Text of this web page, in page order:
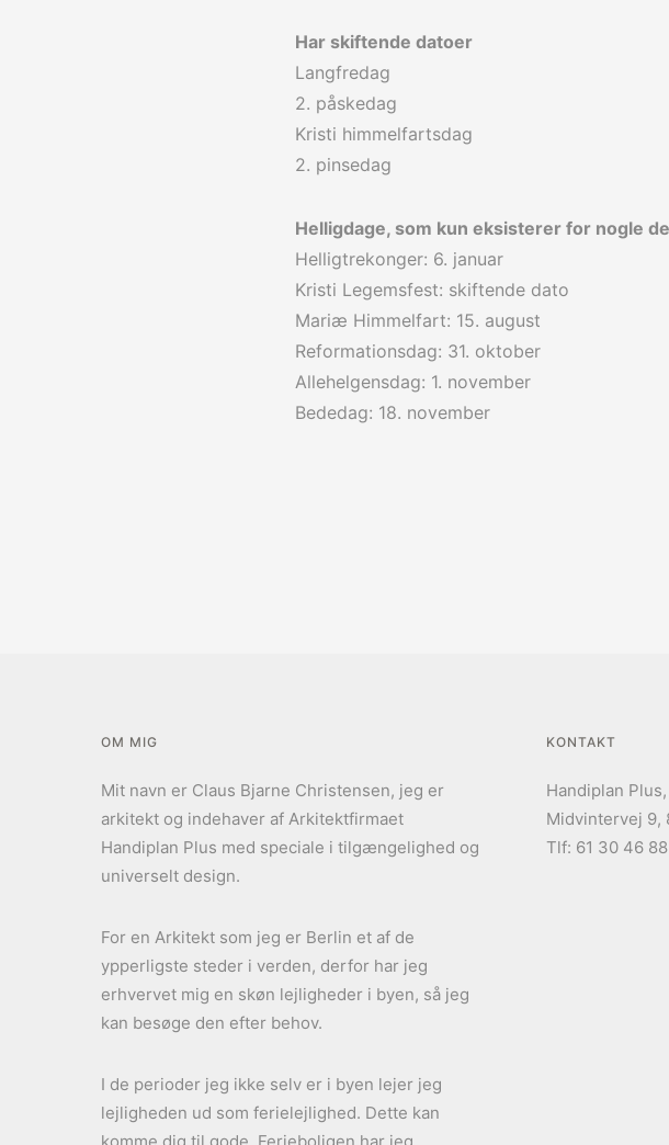
Har skiftende datoer
Langfredag
2. påskedag
Kristi himmelfartsdag
2. pinsedag
Helligdage, som kun eksisterer for nogle
Helligtrekonger: 6. januar
Kristi Legemsfest: skiftende dato
Mariæ Himmelfart: 15. august
Reformationsdag: 31. oktober
Allehelgensdag: 1. november
Bededag: 18. november
OM MIG
Mit navn er Claus Bjarne Christensen, jeg er
arkitekt og indehaver af Arkitektfirmaet
Handiplan Plus med speciale i tilgængelighed og
universelt design.
For en Arkitekt som jeg er Berlin et af de
ypperligste steder i verden, derfor har jeg
erhvervet mig en skøn lejligheder i byen, så jeg
kan besøge den efter behov.
I de perioder jeg ikke selv er i byen lejer jeg
lejligheden ud som ferielejlighed. Dette kan
KONTAKT
Handiplan
Midvintervej 9,
Tlf: 61 30 46 88